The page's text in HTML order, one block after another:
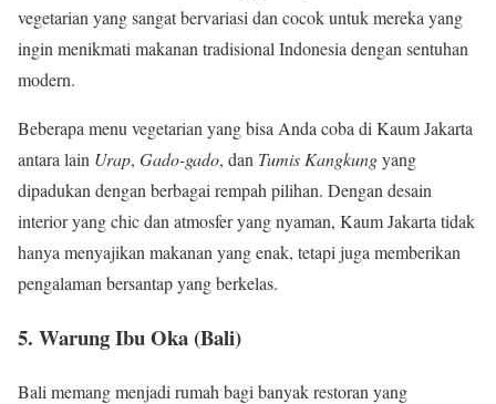
vegetarian yang sangat bervariasi dan cocok untuk mereka yang
ingin menikmati makanan tradisional Indonesia dengan sentuhan
modern.
Beberapa menu vegetarian yang bisa Anda coba di Kaum Jakarta
antara lain Urap, Gado-gado, dan Tumis Kangkungyang
dipadukan dengan berbagai rempah pilihan. Dengan desain
interior yang chic dan atmosfer yang nyaman, Kaum Jakarta tidak
hanya menyajikan makanan yang enak, tetapi juga memberikan
pengalaman bersantap yang berkelas.
5. Warung Ibu Oka (Bali)
Bali memang menjadi rumah bagi banyak restoran yang